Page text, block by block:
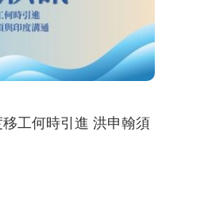
移工何時引進 洪申翰須